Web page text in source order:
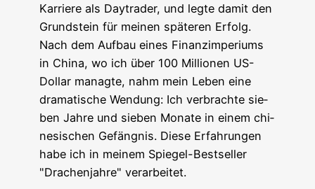
Kar­rie­re als Day­trader, und leg­te damit den
Grund­stein für mei­nen spä­te­ren Erfolg.
Nach dem Auf­bau eines Finanz­im­pe­ri­ums
in Chi­na, wo ich über 100 Mil­lio­nen US-
Dol­lar manag­te, nahm mein Leben eine
dra­ma­ti­sche Wen­dung: Ich ver­brach­te sie­
ben Jah­re und sie­ben Mona­te in einem chi­
ne­si­schen Gefäng­nis. Die­se Erfah­run­gen
habe ich in mei­nem Spie­gel-Best­sel­ler
"Dra­chen­jah­re" verarbeitet.